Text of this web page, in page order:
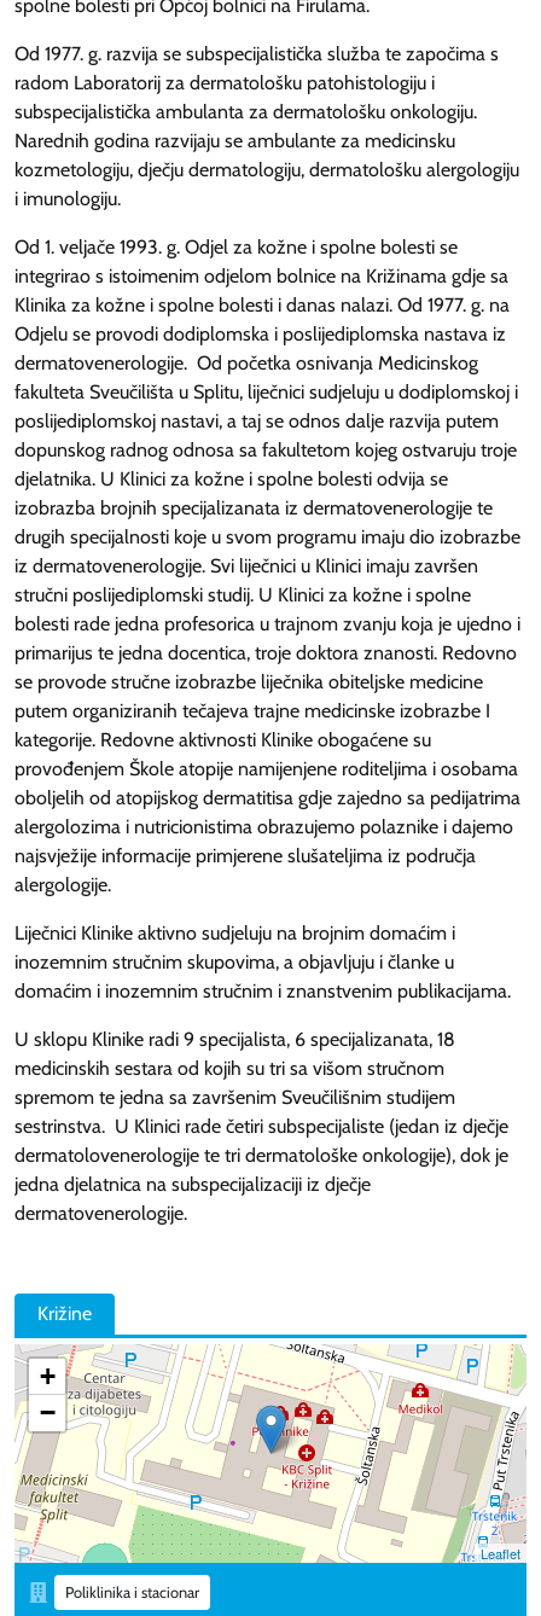
spolne bolesti pri Općoj bolnici na Firulama.
Od 1977. g. razvija se subspecijalistička služba te započima s
radom Laboratorij za dermatološku patohistologiju i
subspecijalistička ambulanta za dermatološku onkologiju.
Narednih godina razvijaju se ambulante za medicinsku
kozmetologiju, dječju dermatologiju, dermatološku alergologiju
i imunologiju.
Od 1. veljače 1993. g. Odjel za kožne i spolne bolesti se
integrirao s istoimenim odjelom bolnice na Križinama gdje sa
Klinika za kožne i spolne bolesti i danas nalazi. Od 1977. g. na
Odjelu se provodi dodiplomska i poslijediplomska nastava iz
dermatovenerologije. Od početka osnivanja Medicinskog
fakulteta Sveučilišta u Splitu, liječnici sudjeluju u dodiplomskoj i
poslijediplomskoj nastavi, a taj se odnos dalje razvija putem
dopunskog radnog odnosa sa fakultetom kojeg ostvaruju troje
djelatnika. U Klinici za kožne i spolne bolesti odvija se
izobrazba brojnih specijalizanata iz dermatovenerologije te
drugih specijalnosti koje u svom programu imaju dio izobrazbe
iz dermatovenerologije. Svi liječnici u Klinici imaju završen
stručni poslijediplomski studij. U Klinici za kožne i spolne
bolesti rade jedna profesorica u trajnom zvanju koja je ujedno i
primarijus te jedna docentica, troje doktora znanosti. Redovno
se provode stručne izobrazbe liječnika obiteljske medicine
putem organiziranih tečajeva trajne medicinske izobrazbe I
kategorije. Redovne aktivnosti Klinike obogaćene su
provođenjem Škole atopije namijenjene roditeljima i osobama
oboljelih od atopijskog dermatitisa gdje zajedno sa pedijatrima
alergolozima i nutricionistima obrazujemo polaznike i dajemo
najsvježije informacije primjerene slušateljima iz područja
alergologije.
Liječnici Klinike aktivno sudjeluju na brojnim domaćim i
inozemnim stručnim skupovima, a objavljuju i članke u
domaćim i inozemnim stručnim i znanstvenim publikacijama.
U sklopu Klinike radi 9 specijalista, 6 specijalizanata, 18
medicinskih sestara od kojih su tri sa višom stručnom
spremom te jedna sa završenim Sveučilišnim studijem
sestrinstva. U Klinici rade četiri subspecijaliste (jedan iz dječje
dermatolovenerologije te tri dermatološke onkologije), dok je
jedna djelatnica na subspecijalizaciji iz dječje
dermatovenerologije.
Križine
+
−
Leaflet
Poliklinika i stacionar